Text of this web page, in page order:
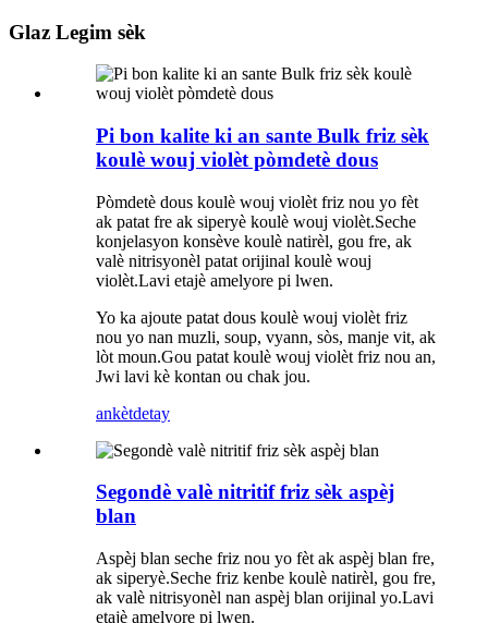
Glaz Legim sèk
Pi bon kalite ki an sante Bulk friz sèk
koulè wouj violèt pòmdetè dous
Pòmdetè dous koulè wouj violèt friz nou yo fèt
ak patat fre ak siperyè koulè wouj violèt.Seche
konjelasyon konsève koulè natirèl, gou fre, ak
valè nitrisyonèl patat orijinal koulè wouj
violèt.Lavi etajè amelyore pi lwen.
Yo ka ajoute patat dous koulè wouj violèt friz
nou yo nan muzli, soup, vyann, sòs, manje vit, ak
lòt moun.Gou patat koulè wouj violèt friz nou an,
Jwi lavi kè kontan ou chak jou.
ankètdetay
Segondè valè nitritif friz sèk aspèj
blan
Aspèj blan seche friz nou yo fèt ak aspèj blan fre,
ak siperyè.Seche friz kenbe koulè natirèl, gou fre,
ak valè nitrisyonèl nan aspèj blan orijinal yo.Lavi
etajè amelyore pi lwen.